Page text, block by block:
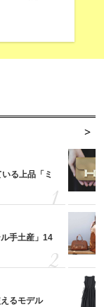
る上品「ミ
手土産」14
るモデル